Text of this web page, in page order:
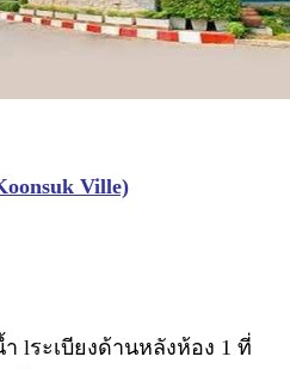
Ville)
lระเบียงด้านหลังห้อง 1 ที่